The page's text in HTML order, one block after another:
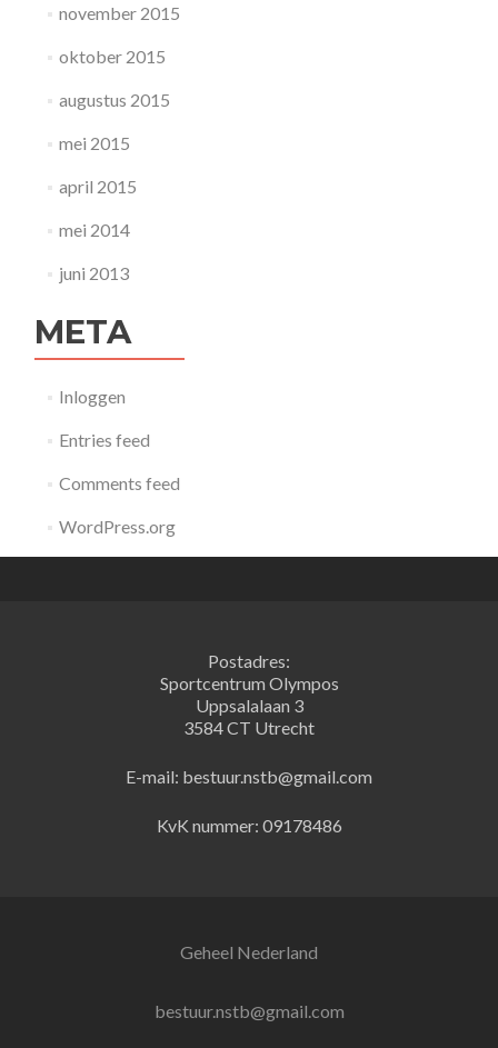
november 2015
oktober 2015
augustus 2015
mei 2015
april 2015
mei 2014
juni 2013
META
Inloggen
Entries feed
Comments feed
WordPress.org
Postadres:
Sportcentrum Olympos
Uppsalalaan 3
3584 CT Utrecht
E-mail: bestuur.nstb@gmail.com
KvK nummer: 09178486
Geheel Nederland
bestuur.nstb@gmail.com